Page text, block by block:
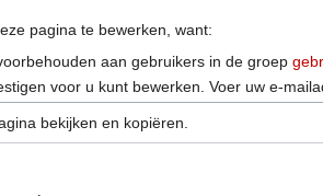
pagina te bewerken, want:
aan gebruikers in de groep
voor u kunt bewerken. Voer uw e-
bekijken en kopiëren.